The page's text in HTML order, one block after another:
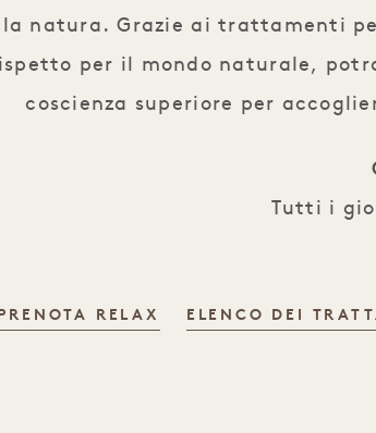
la natura. Grazie ai trattamenti
per il mondo naturale,
coscienza superiore per
Tutti i
RELAX ELENCO DEI